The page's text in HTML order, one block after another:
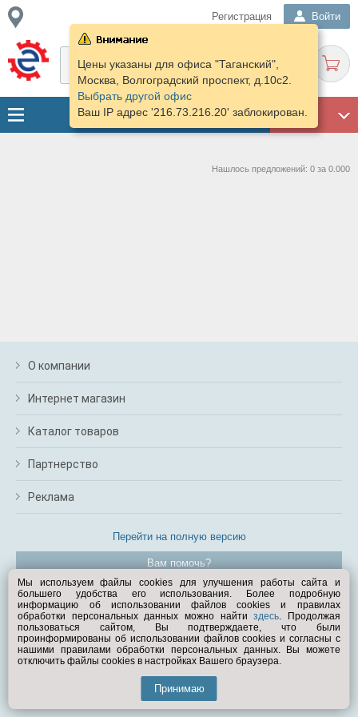
Регистрация Войти
ГАРАЖ
Цены указаны для офиса "Таганский",
Москва, Волгоградский проспект, д.10с2.
Выбрать другой офис
Ваш IP адрес '216.73.216.20' заблокирован.
Нашлось предложений: 0 за 0.000
О компании
Интернет магазин
Каталог товаров
Партнерство
Реклама
Перейти на полную версию
Вам помочь?
© Exist.ru 1998—2026
Мы используем файлы cookies для улучшения работы сайта и
большего удобства его использования. Более подробную
информацию об использовании файлов cookies и правилах
обработки персональных данных можно найтиздесь. Продолжая
пользоваться сайтом, Вы подтверждаете, что были
проинформированы об использовании файлов cookies и согласны с
нашими правилами обработки персональных данных. Вы можете
отключить файлы cookies в настройках Вашего браузера.
Принимаю